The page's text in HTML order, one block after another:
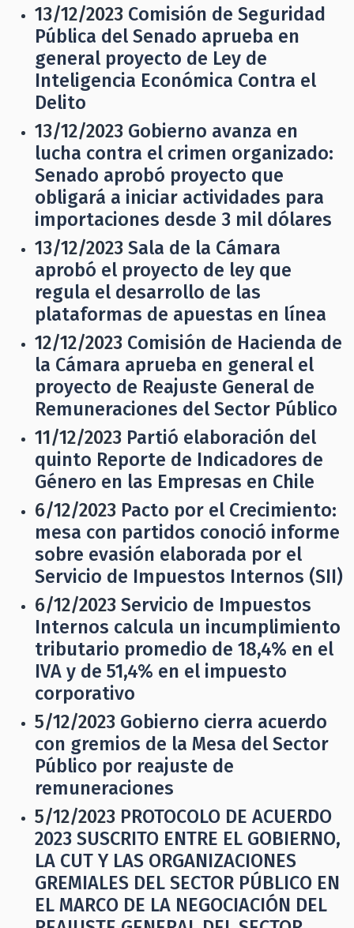
13/12/2023 Comisión de Seguridad
Pública del Senado aprueba en
general proyecto de Ley de
Inteligencia Económica Contra el
Delito
13/12/2023 Gobierno avanza en
lucha contra el crimen organizado:
Senado aprobó proyecto que
obligará a iniciar actividades para
importaciones desde 3 mil dólares
13/12/2023 Sala de la Cámara
aprobó el proyecto de ley que
regula el desarrollo de las
plataformas de apuestas en línea
12/12/2023 Comisión de Hacienda de
la Cámara aprueba en general el
proyecto de Reajuste General de
Remuneraciones del Sector Público
11/12/2023 Partió elaboración del
quinto Reporte de Indicadores de
Género en las Empresas en Chile
6/12/2023 Pacto por el Crecimiento:
mesa con partidos conoció informe
sobre evasión elaborada por el
Servicio de Impuestos Internos (SII)
6/12/2023 Servicio de Impuestos
Internos calcula un incumplimiento
tributario promedio de 18,4% en el
IVA y de 51,4% en el impuesto
corporativo
5/12/2023 Gobierno cierra acuerdo
con gremios de la Mesa del Sector
Público por reajuste de
remuneraciones
5/12/2023 PROTOCOLO DE ACUERDO
2023 SUSCRITO ENTRE EL GOBIERNO,
LA CUT Y LAS ORGANIZACIONES
GREMIALES DEL SECTOR PÚBLICO EN
EL MARCO DE LA NEGOCIACIÓN DEL